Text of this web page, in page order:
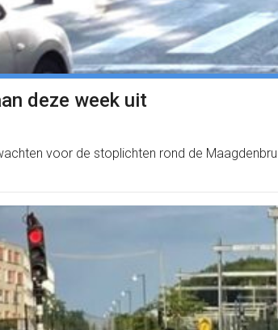
deze week uit
voor de stoplichten rond de